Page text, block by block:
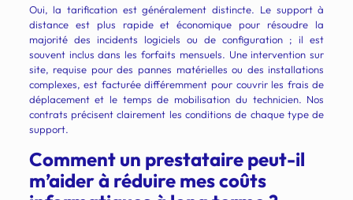
Oui, la tarification est généralement distincte. Le support à
distance est plus rapide et économique pour résoudre la
majorité des incidents logiciels ou de configuration ; il est
souvent inclus dans les forfaits mensuels. Une intervention sur
site, requise pour des pannes matérielles ou des installations
complexes, est facturée différemment pour couvrir les frais de
déplacement et le temps de mobilisation du technicien. Nos
contrats précisent clairement les conditions de chaque type de
support.
Comment un prestataire peut-il
m’aider à réduire mes coûts